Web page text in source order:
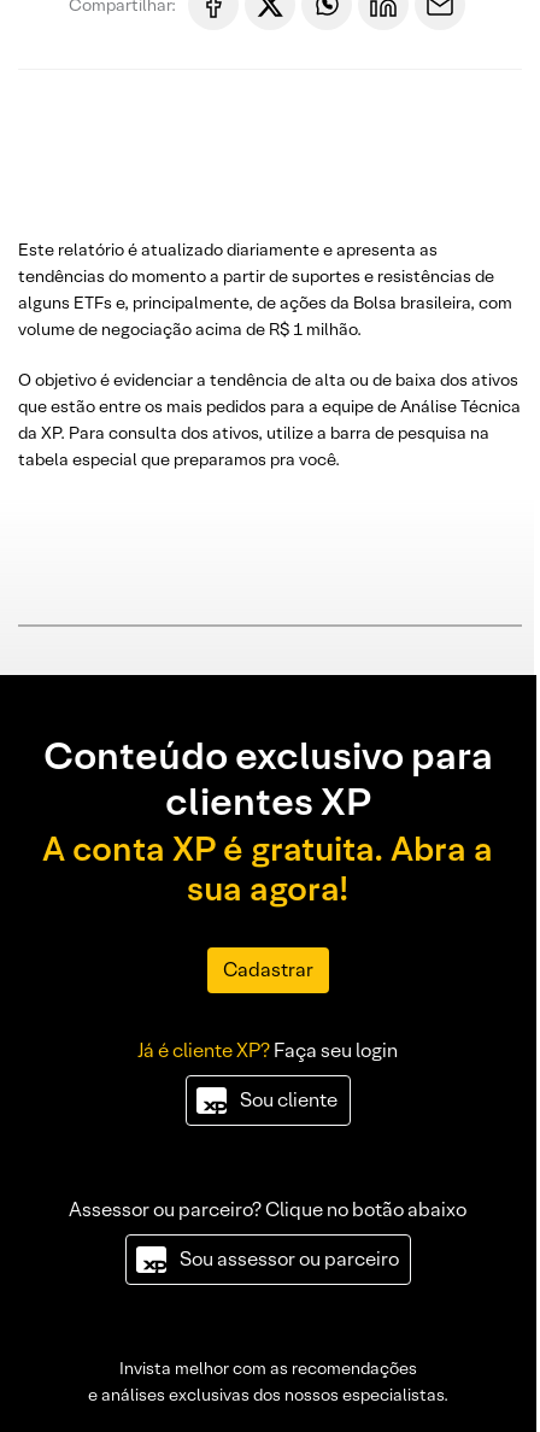
Este relatório é atualizado diariamente e apresenta as
tendências do momento a partir de suportes e resistências de
alguns ETFs e, principalmente, de ações da Bolsa brasileira, com
volume de negociação acima de R$ 1 milhão.
O objetivo é evidenciar a tendência de alta ou de baixa dos ativos
que estão entre os mais pedidos para a equipe de Análise Técnica
da XP. Para consulta dos ativos, utilize a barra de pesquisa na
tabela especial que preparamos pra você.
Conteúdo exclusivo para
clientes XP
A conta XP é gratuita. Abra a
sua agora!
Cadastrar
Já é cliente XP?Faça seu login
Sou cliente
Assessor ou parceiro? Clique no botão abaixo
Sou assessor ou parceiro
Invista melhor com as recomendações
e análises exclusivas dos nossos especialistas.